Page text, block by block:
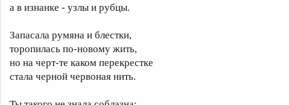
а в изнанке - узлы и рубцы.
Запасала румяна и блестки,
торопилась по-новому жить,
но на черт-те каком перекрестке
стала черной червоная нить.